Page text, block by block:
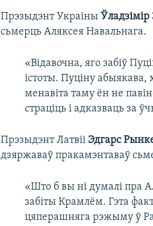
Прэзыдэнт УкраіныЎладзімір
сьмерць Аляксея Навальнага.
«Відавочна, яго забіў
істоты. Пуціну абыякава,
менавіта таму ён не
страціць і адказваць за
Прэзыдэнт Латвіі Эдгарс
дзяржаваў пракамэнтаваў
«Што б вы ні думалі пра
забіты Крамлём. Гэта
цяперашняга рэжыму ў